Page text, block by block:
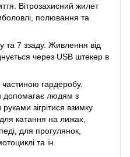
Вітрозахисний жилет
полювання та
та 7 ззаду. Живлення від
через USB штекер в
гардеробу.
допомагає людям з
зігрітися взимку.
катання на лижах,
для прогулянок,
та ін.